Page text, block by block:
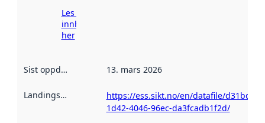
Les meir om
innhenting
her
Sist oppdatert 13. mars 2026
Landingsside
https://ess.sikt.no/en/datafile/
1d42-4046-96ec-da3fcadb1f2d/